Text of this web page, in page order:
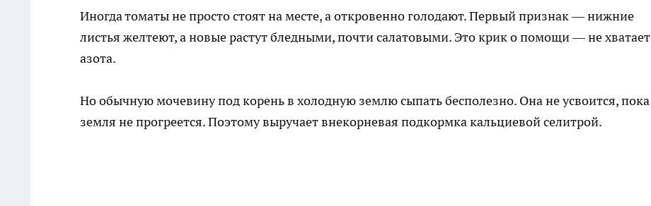
Иногда томаты не просто стоят на месте, а откровенно голодают. Первый признак — нижние
листья желтеют, а новые растут бледными, почти салатовыми. Это крик о помощи — не хватает
азота.
Но обычную мочевину под корень в холодную землю сыпать бесполезно. Она не усвоится, пока
земля не прогреется. Поэтому выручает внекорневая подкормка кальциевой селитрой.